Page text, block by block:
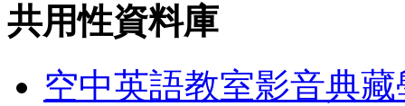
共用性資料庫
空中英語教室影音典